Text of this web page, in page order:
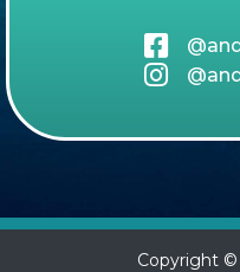
Copyright ©